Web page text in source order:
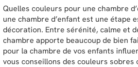
Quelles couleurs pour une chambre
une chambre d’enfant est une étape
décoration. Entre sérénité, calme et
chambre apporte beaucoup de bien
pour la chambre de vos enfants
vous conseillons des couleurs sobres